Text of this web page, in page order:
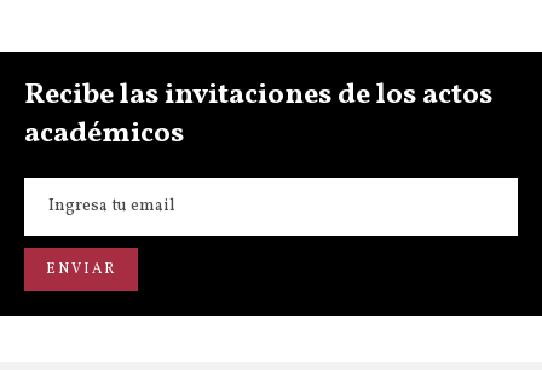
Recibe las invitaciones de los actos
académicos